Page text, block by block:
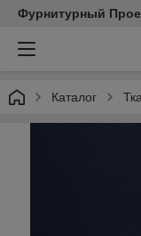
Фурнитурный
Каталог